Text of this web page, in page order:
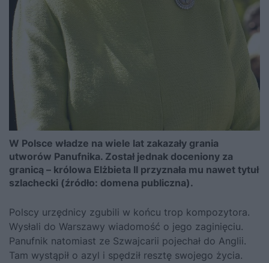
W Polsce władze na wiele lat zakazały grania
utworów Panufnika. Został jednak doceniony za
granicą – królowa Elżbieta II przyznała mu nawet tytuł
szlachecki (źródło: domena publiczna).
Polscy urzędnicy zgubili w końcu trop kompozytora.
Wysłali do Warszawy wiadomość o jego zaginięciu.
Panufnik natomiast ze Szwajcarii pojechał do Anglii.
Tam wystąpił o azyl i spędził resztę swojego życia.